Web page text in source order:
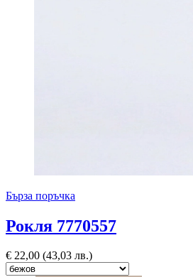
Бърза поръчка
Рокля 7770557
€ 22,00 (43,03 лв.)